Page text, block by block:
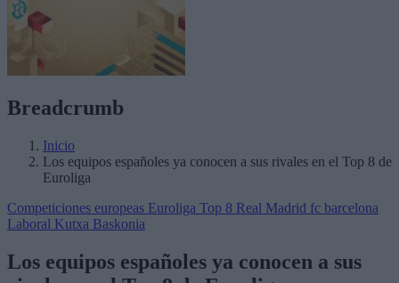
Breadcrumb
Inicio
Los equipos españoles ya conocen a sus rivales en el Top 8 de
Euroliga
Competiciones europeas Euroliga Top 8 Real Madrid fc barcelona
Laboral Kutxa Baskonia
Los equipos españoles ya conocen a sus